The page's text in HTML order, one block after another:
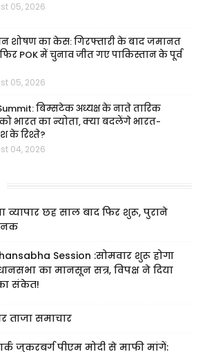
05, 2026
शोषण का केस: गिरफ्तारी के बाद जमानत
POK में चुनाव जीत गए पाकिस्तान के पूर्व
05, 2026
बिम्सटेक अध्यक्ष के नाते तारिक
भारत का न्योता, क्या बदलेंगे भारत-
के रिश्ते?
04, 2026
व्यापार छह साल बाद फिर शुरू, पुराने
Session :सोमवार शुरू होगा
का मानसून सत्र, विपक्ष ने दिया
संकेत!
समाचार
जुकरबर्ग पीएम मोदी से माफी मांगें: